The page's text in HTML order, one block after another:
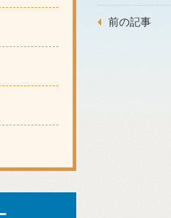
前の記事